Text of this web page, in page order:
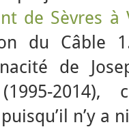
de Sèvres à
du Câble
de
(1995-
n’y a